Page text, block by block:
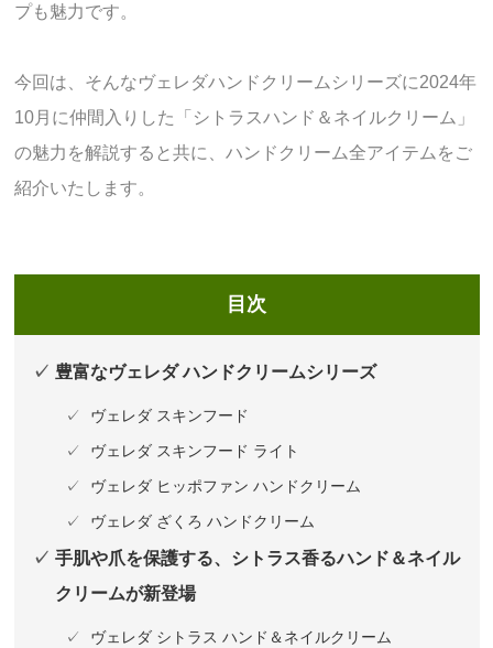
プも魅力です。
今回は、そんなヴェレダハンドクリームシリーズに2024年
10月に仲間入りした「シトラスハンド＆ネイルクリーム」
の魅力を解説すると共に、ハンドクリーム全アイテムをご
紹介いたします。
目次
豊富なヴェレダ ハンドクリームシリーズ
ヴェレダ スキンフード
ヴェレダ スキンフード ライト
ヴェレダ ヒッポファン ハンドクリーム
ヴェレダ ざくろ ハンドクリーム
手肌や爪を保護する、シトラス香るハンド＆ネイル
クリームが新登場
ヴェレダ シトラス ハンド＆ネイルクリーム